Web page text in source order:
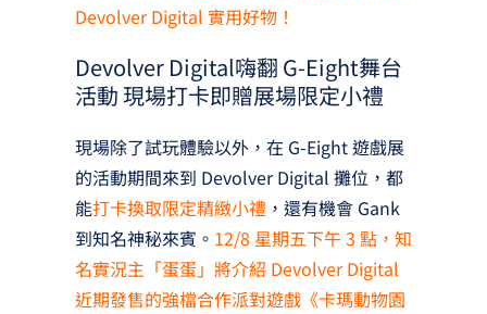
Devolver Digital 實用好物！
Devolver Digital嗨翻 G-Eight舞台
活動 現場打卡即贈展場限定小禮
現場除了試玩體驗以外，在 G-Eight 遊戲展
的活動期間來到 Devolver Digital 攤位，都
能打卡換取限定精緻小禮，還有機會 Gank
到知名神秘來賓。 12/8 星期五下午 3 點，知
名實況主「蛋蛋」將介紹 Devolver Digital
近期發售的強檔合作派對遊戲《卡瑪動物園